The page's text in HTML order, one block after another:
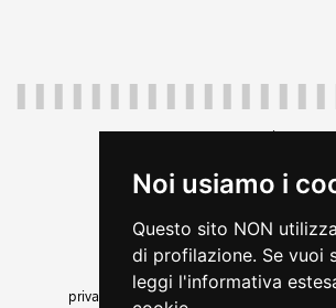
Noi usiamo i
Questo sito NON
di profilazione. Se vuoi
leggi l'informativa
Regione Autonoma Friuli Venezia
piazza Unità d'Italia 1
amministrazione trasparente
privacy
cookie note legali | accessibilità |